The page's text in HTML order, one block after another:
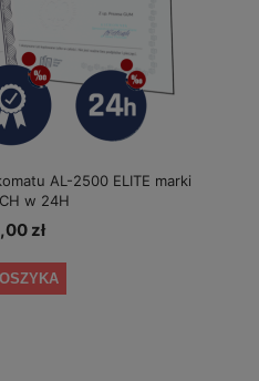
AL-2500 ELITE marki
w 24H
zł